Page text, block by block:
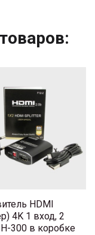
HDMI
4K 1 вход, 2
300 в коробке